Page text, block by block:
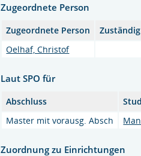
Zugeordnete Person
Zugeordnete Person
Oelhaf, Christof
Laut SPO für
Abschluss
Master mit vorausg. Absch
Zuordnung zu Einrichtungen